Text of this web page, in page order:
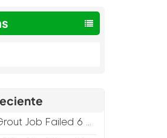
6 Months Later (And How to Prevent It)